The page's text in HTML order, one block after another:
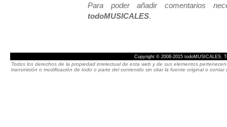
Para poder añadir comentarios
todoMUSICALES.
Copyright © 2008-2015 todoMUSICALES.
Todos los derechos de la propiedad intelectual de esta web y de sus elementos
transmisión o modificación de todo o parte del contenido sin citar la fuente original o